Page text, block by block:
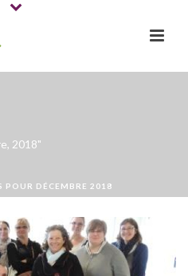
2018"
POUR DÉCEMBRE 2018